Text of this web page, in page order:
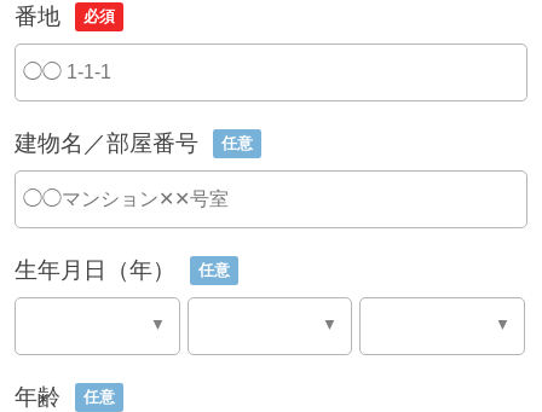
番地 必須
建物名／部屋番号 任意
生年月日（年） 任意
年齢 任意